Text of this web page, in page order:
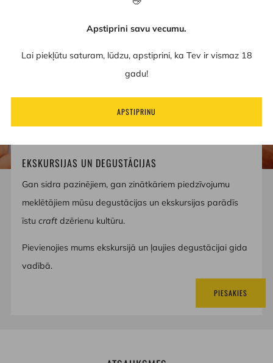
Apstiprini savu vecumu.
Lai piekļūtu saturam, lūdzu, apstiprini, ka Tev ir vismaz 18
gadu!
APSTIPRINU
EKSKURSIJAS UN DEGUSTĀCIJAS
Gan sidra pazinējiem, gan zinātkāriem piedzīvojumu
meklētājiem mūsu degustācijas un ekskursijas parādīs
īstu craft dzērienu kultūru.
Pievienojies mums ekskursijā un ļaujies degustācijai gida
vadībā.
PIESAKIES